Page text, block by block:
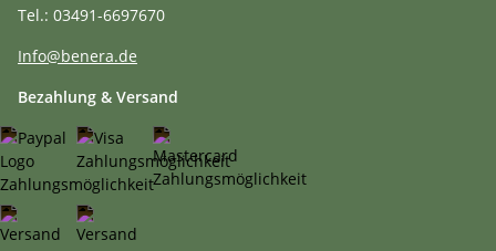
Tel.: 03491-6697670
Info@benera.de
Bezahlung & Versand